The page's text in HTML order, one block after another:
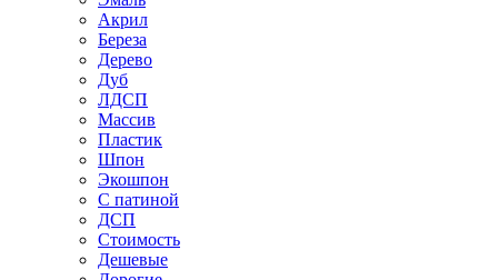
Акрил
Береза
Дерево
Дуб
ЛДСП
Массив
Пластик
Шпон
Экошпон
С патиной
ДСП
Стоимость
Дешевые